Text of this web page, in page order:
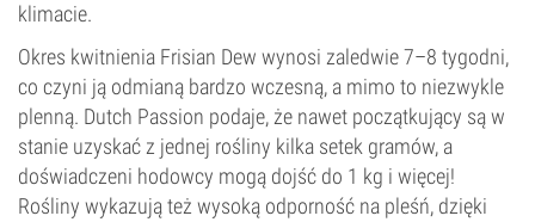
klimacie.
Okres kwitnienia Frisian Dew wynosi zaledwie 7–8 tygodni,
co czyni ją odmianą bardzo wczesną, a mimo to niezwykle
plenną. Dutch Passion podaje, że nawet początkujący są w
stanie uzyskać z jednej rośliny kilka setek gramów, a
doświadczeni hodowcy mogą dojść do 1 kg i więcej!
Rośliny wykazują też wysoką odporność na pleśń, dzięki